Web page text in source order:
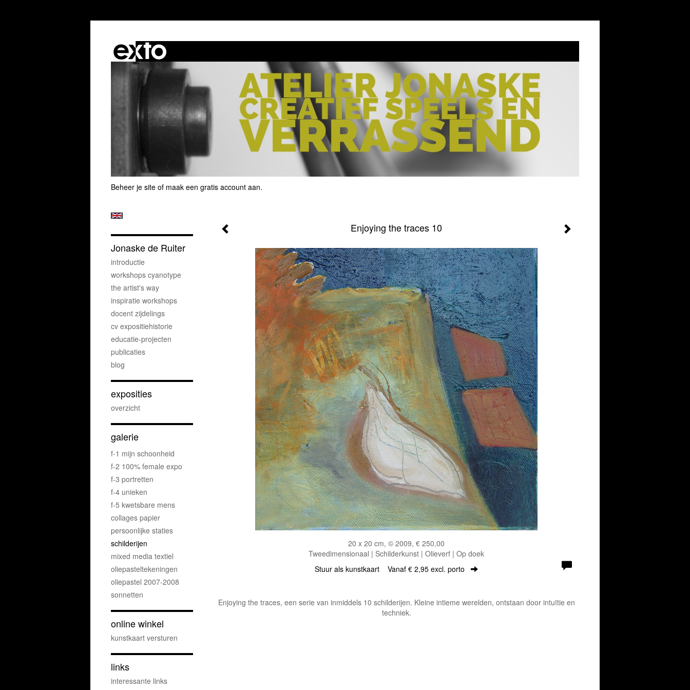
Beheer je site of maak een gratis account aan.
Enjoying the traces 10
20 x 20 cm, © 2009, € 250,00
Tweedimensionaal | Schilderkunst | Olieverf | Op doek
Stuur als kunstkaart Vanaf € 2,95 excl. porto
Enjoying the traces, een serie van inmiddels 10 schilderijen. Kleine intieme werelden, ontstaan door intuïtie en
techniek.
Jonaske de Ruiter
introductie
workshops cyanotype
the artist's way
inspiratie workshops
docent zijdelings
cv expositiehistorie
educatie-projecten
publicaties
blog
exposities
overzicht
galerie
f-1 mijn schoonheid
f-2 100% female expo
f-3 portretten
f-4 unieken
f-5 kwetsbare mens
collages papier
persoonlijke staties
schilderijen
mixed media textiel
oliepasteltekeningen
oliepastel 2007-2008
sonnetten
online winkel
kunstkaart versturen
links
interessante links